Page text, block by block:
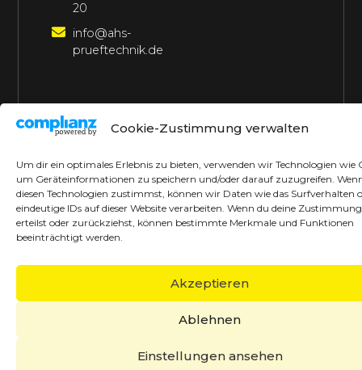
Cookie-Zustimmung verwalten
Um dir ein optimales Erlebnis zu bieten, verwenden wir Technologien wie
um Geräteinformationen zu speichern und/oder darauf zuzugreifen.
diesen Technologien zustimmst, können wir Daten wie das Surfverhalten
eindeutige IDs auf dieser Website verarbeiten. Wenn du deine
erteilst oder zurückziehst, können bestimmte Merkmale und Funktionen
beeinträchtigt werden.
Akzeptieren
Ablehnen
Einstellungen ansehen
20
info@ahs-
prueftechnik.de
©2026 AHS PrüftechnikAlle Rechte vorbehalten